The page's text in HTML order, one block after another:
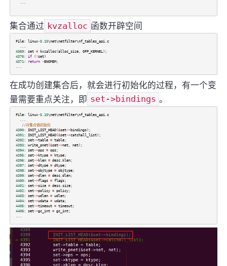
集合通过 kvzalloc 函数开辟空间
File: linux-5.15\net\netfilter\nf_tables_api c
4369: set = kvzalloc(alloc_size, GFP_KERNEL );
4370: if( !set)
4371 : return -ENOMEM;
在成功创建集合后，就会进行初始化的过程，有一个变
量需要重点关注，即 set->bindings 。
File: linux-5.15\net\netfilter\nf_tables_api c
//对集合做初始化
4390: INIT_LIST_HEAD(&set->bindings);
4391 : INIT_LIST_HEAD(&set->catchall_list);
4392: set->table = table;
4393: write_pnet(&set->net, net);
4394: set->ops = ops;
4395: set->ktype = ktype;
4396: set->klen = desc. klen;
4397: set->dtype = dtype;
4398: set->objtype = objtype;
4399: set->dlen = desc. dlen;
4400: set->flags = flags;
4401 : set->size = desc. size;
4402: set->policy = policy;
4403: set->udlen = udlen;
4404: set->udata = udata;
4405: set->timeout = timeout;
4406: set->gc_int = gc_int;